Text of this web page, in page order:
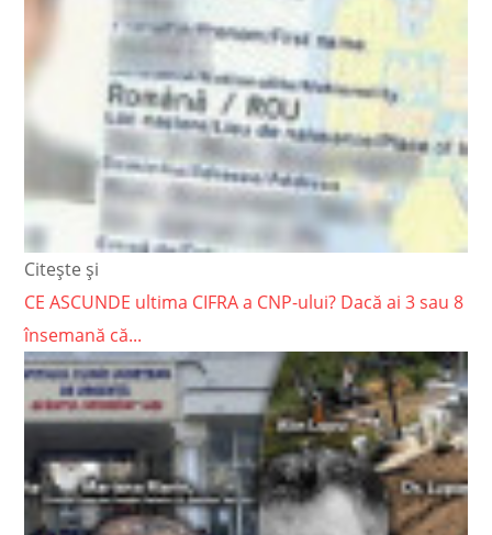
Citește și
CE ASCUNDE ultima CIFRA a CNP-ului? Dacă ai 3 sau 8
însemană că...